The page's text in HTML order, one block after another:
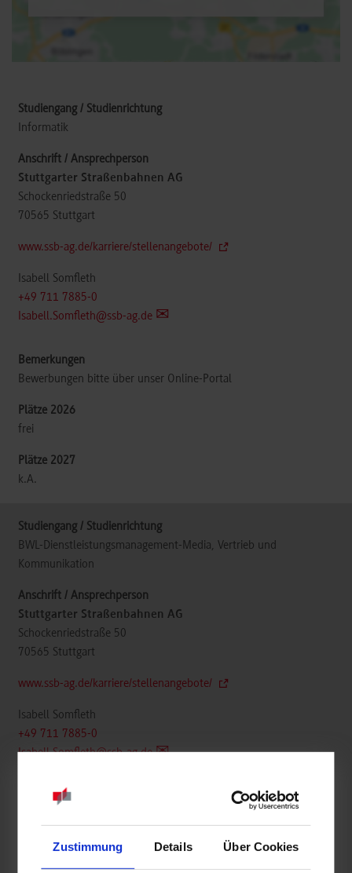
Zustimmung Details Über Cookies
Informatik
Stuttgarter Straßenbahnen AG
Schockenriedstraße 50
70565 Stuttgart
www.ssb-ag.de/karriere/stellenangebote/
Isabell Somfleth
+49 711 7885-0
Isabell.Somfleth@ssb-ag.de
Bewerbungen bitte über unser Online-Portal
frei
k.A.
BWL-Dienstleistungsmanagement-Media, Vertrieb und
Kommunikation
Stuttgarter Straßenbahnen AG
Schockenriedstraße 50
70565 Stuttgart
www.ssb-ag.de/karriere/stellenangebote/
Isabell Somfleth
+49 711 7885-0
Isabell.Somfleth@ssb-ag.de